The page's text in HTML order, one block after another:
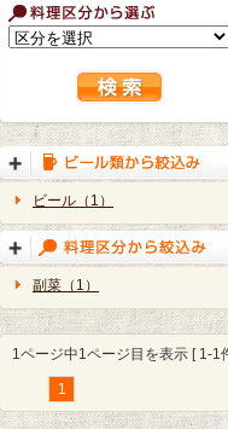
ビール（1）
副菜（1）
1ページ中1ページ目を表示 [ 1-1
1